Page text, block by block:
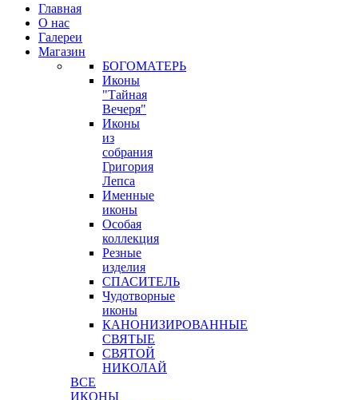
Главная
О нас
Галереи
Магазин
БОГОМАТЕРЬ
Иконы
"Тайная
Вечеря"
Иконы
из
собрания
Григория
Лепса
Именные
иконы
Особая
коллекция
Резные
изделия
СПАСИТЕЛЬ
Чудотворные
иконы
КАНОНИЗИРОВАННЫЕ
СВЯТЫЕ
СВЯТОЙ
НИКОЛАЙ
ВСЕ
ИКОНЫ